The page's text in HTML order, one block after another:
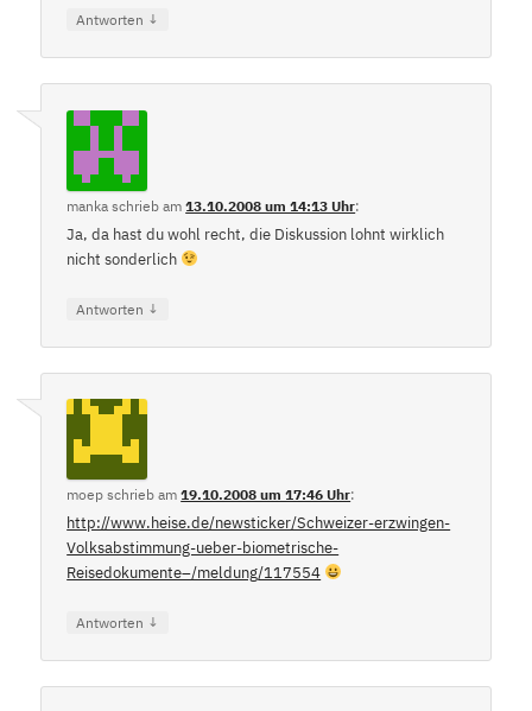
Antworten ↓
manka schrieb am13.10.2008 um 14:13 Uhr:
Ja, da hast du wohl recht, die Diskussion lohnt wirklich
nicht sonderlich
Antworten ↓
moep schrieb am19.10.2008 um 17:46 Uhr:
http://www.heise.de/newsticker/Schweizer-erzwingen-
Volksabstimmung-ueber-biometrische-
Reisedokumente–/meldung/117554
Antworten ↓